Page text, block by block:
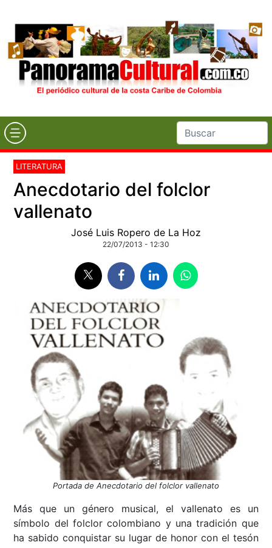
LITERATURA
Anecdotario del folclor
vallenato
José Luis Ropero de La Hoz
22/07/2013 - 12:30
Portada de Anecdotario del folclor vallenato
Más que un género musical, el vallenato es un
símbolo del folclor colombiano y una tradición que
ha sabido conquistar su lugar de honor con el tesón